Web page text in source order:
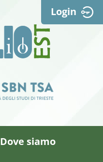
Login
Dove siamo